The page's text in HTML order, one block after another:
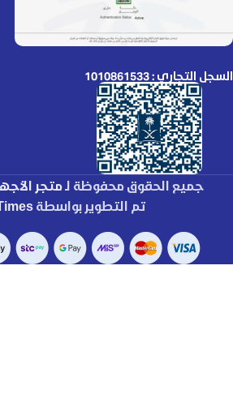
السجل التجاري : 1010861533
جميع الحقوق محفوظة لـمتجر
تم التطوير بواسطة